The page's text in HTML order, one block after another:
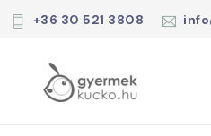
+36 30 521 3808